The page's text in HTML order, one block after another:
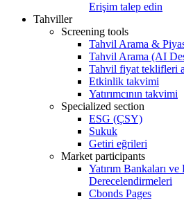
Erişim talep edin
Tahviller
Screening tools
Tahvil Arama &
Tahvil Arama (AI
Tahvil fiyat teklifleri
Etkinlik takvimi
Yatırımcının takvimi
Specialized section
ESG (ÇSY)
Sukuk
Getiri eğrileri
Market participants
Yatırım Bankaları
Derecelendirmeleri
Cbonds Pages